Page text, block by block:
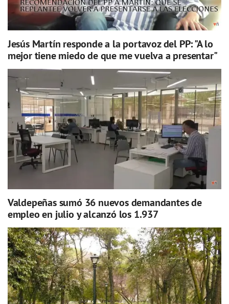
Jesús Martín responde a la portavoz del PP: "A lo
mejor tiene miedo de que me vuelva a presentar"
Valdepeñas sumó 36 nuevos demandantes de
empleo en julio y alcanzó los 1.937